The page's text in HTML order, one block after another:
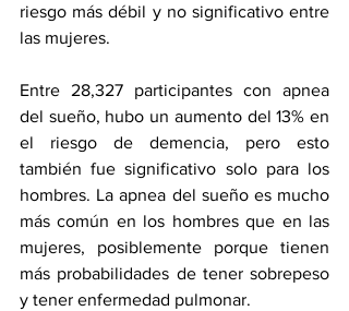
riesgo más débil y no significativo entre
las mujeres.
Entre 28,327 participantes con apnea
del sueño, hubo un aumento del 13% en
el riesgo de demencia, pero esto
también fue significativo solo para los
hombres. La apnea del sueño es mucho
más común en los hombres que en las
mujeres, posiblemente porque tienen
más probabilidades de tener sobrepeso
y tener enfermedad pulmonar.